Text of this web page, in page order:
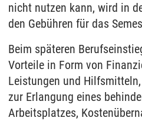
nicht nutzen kann, wird in
den Gebühren für das
Beim späteren
Vorteile in Form von
Leistungen und
zur Erlangung eines
Arbeitsplatzes,